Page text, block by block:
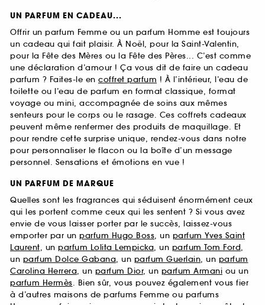
UN PARFUM EN CADEAU...
Offrir un parfum Femme ou un parfum Homme est toujours
un cadeau qui fait plaisir. À Noël, pour la Saint-Valentin,
pour la Fête des Mères ou la Fête des Pères... C’est comme
une déclaration d’amour ! Ça vous dit de faire un cadeau
parfum ? Faites-le en coffret parfum ! À l’intérieur, l’eau de
toilette ou l’eau de parfum en format classique, format
voyage ou mini, accompagnée de soins aux mêmes
senteurs pour le corps ou le rasage. Ces coffrets cadeaux
peuvent même renfermer des produits de maquillage. Et
pour rendre cette surprise unique, rendez-vous dans notre
pour personnaliser le flacon ou la boîte d’un message
personnel. Sensations et émotions en vue !
UN PARFUM DE MARQUE
Quelles sont les fragrances qui séduisent énormément ceux
qui les portent comme ceux qui les sentent ? Si vous avez
envie de vous laisser porter par le succès, laissez-vous
emporter par un parfum Hugo Boss, un parfum Yves Saint
Laurent, un parfum Lolita Lempicka, un parfum Tom Ford,
un parfum Dolce Gabana, un parfum Guerlain, un parfum
Carolina Herrera, un parfum Dior, un parfum Armani ou un
parfum Hermès. Bien sûr, vous pouvez également vous fier
à d’autres maisons de parfums Femme ou parfums